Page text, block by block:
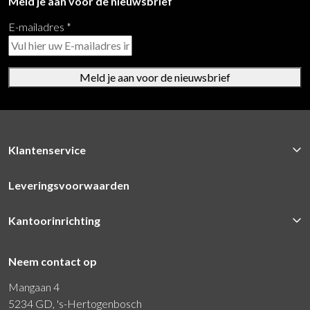
E-mailadres *
Meld je aan voor de nieuwsbrief
Klantenservice
Leveringsvoorwaarden
Kantoorinrichting
Neem contact op
Mangaan 4
5234 GD, 's-Hertogenbosch